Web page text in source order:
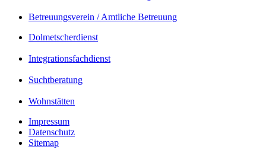
Betreuungsverein / Amtliche Betreuung
Dolmetscherdienst
Integrationsfachdienst
Suchtberatung
Wohnstätten
Impressum
Datenschutz
Sitemap